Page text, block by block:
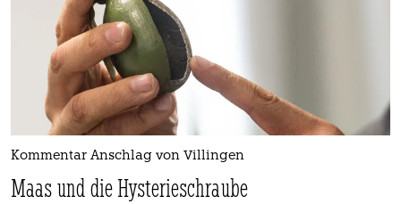
Kommentar Anschlag von Villingen
Maas und die Hysterieschraube